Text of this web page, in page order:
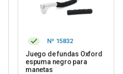
Nº 15832
Juego de fundas Oxford
espuma negro para
manetas